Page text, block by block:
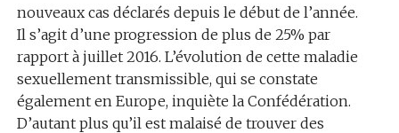
nouveaux cas déclarés depuis le début de l’année.
Il s’agit d’une progression de plus de 25% par
rapport à juillet 2016. L’évolution de cette maladie
sexuellement transmissible, qui se constate
également en Europe, inquiète la Confédération.
D’autant plus qu’il est malaisé de trouver des